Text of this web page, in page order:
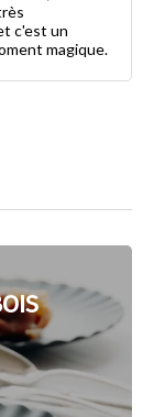
c'est un
magique.